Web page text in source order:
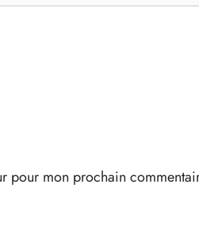
pour mon prochain